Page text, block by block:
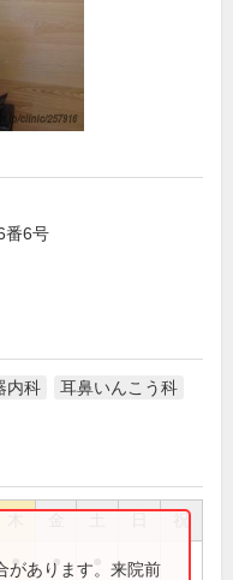
番6号
内科
耳鼻いんこう科
祝
● ●
があります。来院前